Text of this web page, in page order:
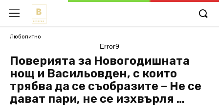
Любопитно
Error9
Поверията за Новогодишната
нощ и Васильовден, с които
трябва да се съобразите – Не се
дават пари, не се изхвърля …